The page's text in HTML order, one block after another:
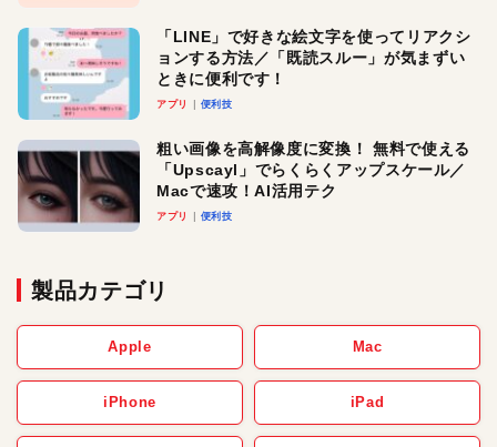
「LINE」で好きな絵文字を使ってリアクシ
ョンする方法／「既読スルー」が気まずい
ときに便利です！
アプリ 便利技
粗い画像を高解像度に変換！ 無料で使える
「Upscayl」でらくらくアップスケール／
Macで速攻！AI活用テク
アプリ 便利技
製品カテゴリ
Apple Mac
iPhone iPad